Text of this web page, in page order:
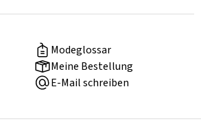
Modeglossar
Meine Bestellung
E-Mail schreiben